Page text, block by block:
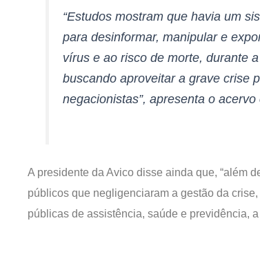
“Estudos mostram que havia um
para desinformar, manipular e
vírus e ao risco de morte, durante
buscando aproveitar a grave crise
negacionistas”, apresenta o
A presidente da Avico disse ainda que, “além
públicos que negligenciaram a gestão da
públicas de assistência, saúde e previdência,